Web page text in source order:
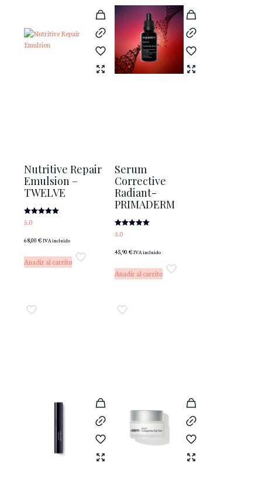
Nutritive Repair
Emulsion –
TWELVE
Valorado
con
de 5
5.0
68,00 €IVA incluido
Añadir al carrito
Serum
Corrective
Radiant-
PRIMADERM
Valorado
con
de 5
5.0
45,90€ IVA incluido
Añadir al carrito